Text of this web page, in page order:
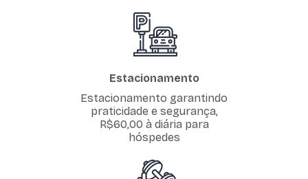
Estacionamento
Estacionamento garantindo
praticidade e segurança,
R$60,00 à diária para
hóspedes